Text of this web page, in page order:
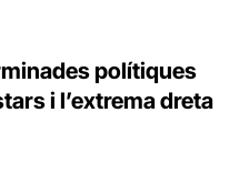
polítiques
i l’extrema dreta